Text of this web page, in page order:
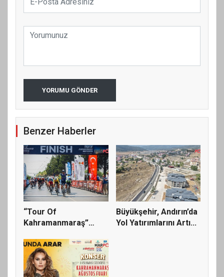
YORUMU GÖNDER
Benzer Haberler
“Tour Of
Kahramanmaraş”
Büyükşehir, Andırın’da
Yol Yatırımlarını Artı...